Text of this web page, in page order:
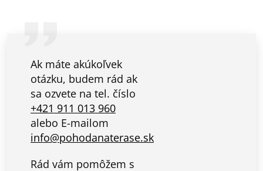
Ak máte akúkoľvek
otázku, budem rád ak
sa ozvete na tel. číslo
+421 911 013 960
alebo E-mailom
info@pohodanaterase.sk
Rád vám pomôžem s